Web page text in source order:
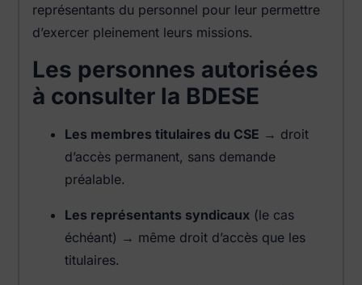
représentants du personnel pour leur permettre
d’exercer pleinement leurs missions.
Les personnes autorisées
à consulter la BDESE
Les membres titulaires du CSE → droit
d’accès permanent, sans demande
préalable.
Les représentants syndicaux(le cas
échéant) → même droit d’accès que les
titulaires.